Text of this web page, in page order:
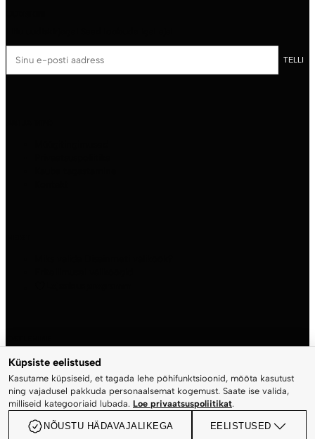
Küpsiste eelistused
Kasutame küpsiseid, et tagada lehe põhifunktsioonid, mõõta kasutust
ning vajadusel pakkuda personaalsemat kogemust. Saate ise valida,
milliseid kategooriaid lubada. Loe privaatsuspoliitikat.
NÕUSTU HÄDAVAJALIKEGA EELISTUSED
posti
TELLI
Pood
Konto
Ostukorv
Kassa